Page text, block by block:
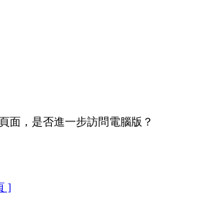
面，是否進一步訪問電腦版？
]